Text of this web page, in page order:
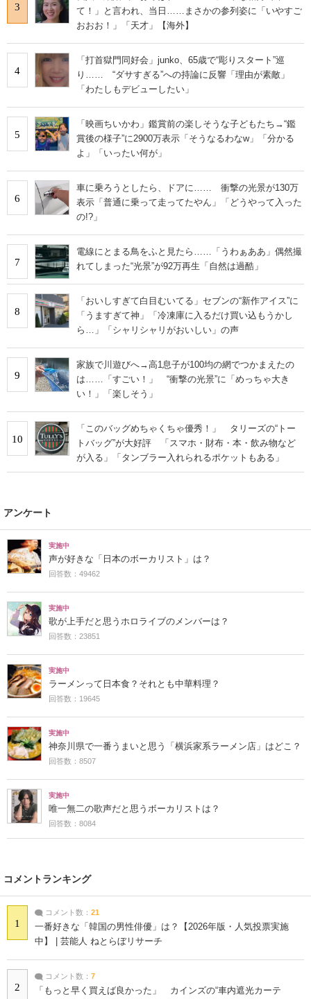
3
て！」と言われ、当日……まさかの参列姿に「いやすご
おおお！」「天才」【海外】
4
「打首獄門同好会」junko、65歳で“彫りスタート”巡
り…… “ダサすぎる”への持論に反響「理由が素敵」
「わたしもデビューしたい」
5
「映画ちいかわ」鑑賞前の楽しそうな子どもたち→“鑑
賞後の様子”に2900万表示「そうなるわなw」「分かる
よ」「いったい何が」
6
車に乗ろうとしたら、ドアに…… 衝撃の光景が130万
表示「普通に乗って走ってたやん」「どうやって入った
の!?」
7
電線にとまる鳥をふと見たら……「うわぁああ」偶然撮
れてしまった“光景”が92万再生「自然は過酷」
8
「おいしすぎて白目むいてる」セブンの“新作アイス”に
「うますぎて神」「冷凍庫に入るだけ買い込もうかし
ら…」「シャリシャリがおいしい」の声
9
家族で川遊びへ→高1息子が100均の網でつかまえたの
は……「すごい！」 “衝撃の光景”に「めっちゃ大き
い！」「楽しそう」
10
「このバッグめちゃくちゃ優秀！」 タリーズの“トー
トバッグ”が大好評 「スマホ・財布・本・飲み物など
が入る」「タンブラー入れられるポケットもある」
アンケート
実施中
声が好きな「日本のボーカリスト」は？
回答数：49462
実施中
歌が上手だと思うホロライブのメンバーは？
回答数：23851
実施中
ラーメンって日本食？それとも中華料理？
回答数：19645
実施中
神奈川県で一番うまいと思う「横浜家系ラーメン店」はどこ？
回答数：8507
実施中
唯一無二の歌声だと思うボーカリストは？
回答数：8084
コメントランキング
1
コメント数： 21
一番好きな「韓国の男性俳優」は？【2026年版・人気投票実施
中】 | 芸能人 ねとらぼリサーチ
2
コメント数： 7
「もっと早く買えば良かった」 カインズの“車内遮光カーテ